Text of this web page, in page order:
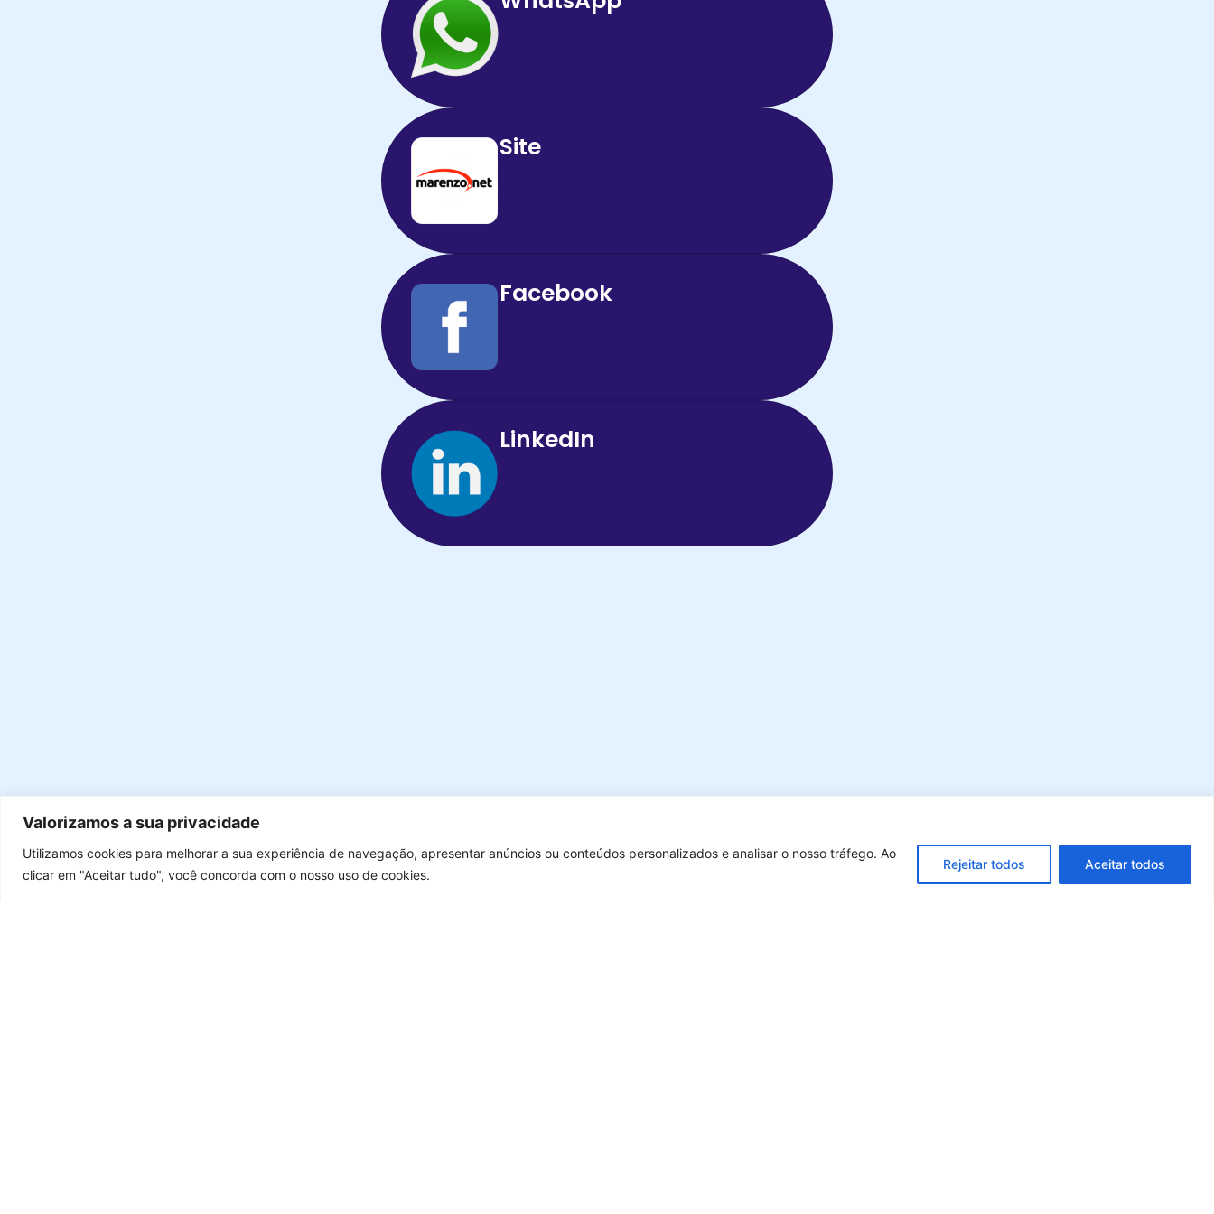
Valorizamos a sua privacidade
Utilizamos cookies para melhorar a sua experiência de navegação, apresentar anúncios ou conteúdos personalizados e analisar o nosso tráfego. Ao
clicar em "Aceitar tudo", você concorda com o nosso uso de cookies.
Rejeitar todos Aceitar todos
Site
Facebook
LinkedIn